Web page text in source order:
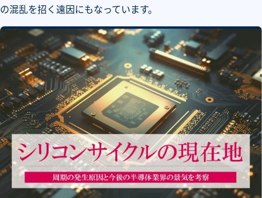
の混乱を招く遠因にもなっています。